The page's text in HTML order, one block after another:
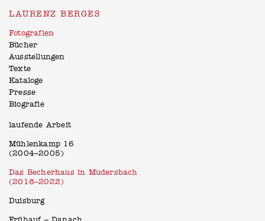
LAURENZ BERGES
Fotografien
Bücher
Ausstellungen
Texte
Kataloge
Presse
Biografie
laufende Arbeit
Mühlenkamp 16
(2004–2005)
Das Becherhaus in Mudersbach
(2018–2022)
Duisburg